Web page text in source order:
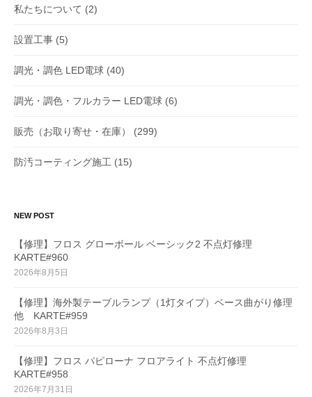
私たちについて (2)
設置工事 (5)
調光・調色 LED電球 (40)
調光・調色・フルカラー LED電球 (6)
販売（お取り寄せ・在庫） (299)
防汚コーティング施工 (15)
NEW POST
【修理】フロス グローボール ベーシック2 不点灯修理
KARTE#960
2026年8月5日
【修理】海外製テーブルランプ（1灯タイプ）ベース曲がり修理
他 KARTE#959
2026年8月3日
【修理】フロス パピローナ フロアライト 不点灯修理
KARTE#958
2026年7月31日